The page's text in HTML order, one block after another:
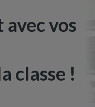
vos
classe !